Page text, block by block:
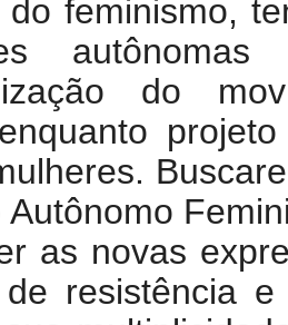
do feminismo,
do
Autônomo
as novas
de resistência